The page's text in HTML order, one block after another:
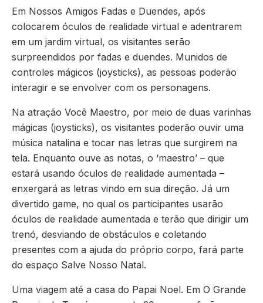
Em Nossos Amigos Fadas e Duendes, após
colocarem óculos de realidade virtual e adentrarem
em um jardim virtual, os visitantes serão
surpreendidos por fadas e duendes. Munidos de
controles mágicos (joysticks), as pessoas poderão
interagir e se envolver com os personagens.
Na atração Você Maestro, por meio de duas varinhas
mágicas (joysticks), os visitantes poderão ouvir uma
música natalina e tocar nas letras que surgirem na
tela. Enquanto ouve as notas, o ‘maestro’ – que
estará usando óculos de realidade aumentada –
enxergará as letras vindo em sua direção. Já um
divertido game, no qual os participantes usarão
óculos de realidade aumentada e terão que dirigir um
trenó, desviando de obstáculos e coletando
presentes com a ajuda do próprio corpo, fará parte
do espaço Salve Nosso Natal.
Uma viagem até a casa do Papai Noel. Em O Grande